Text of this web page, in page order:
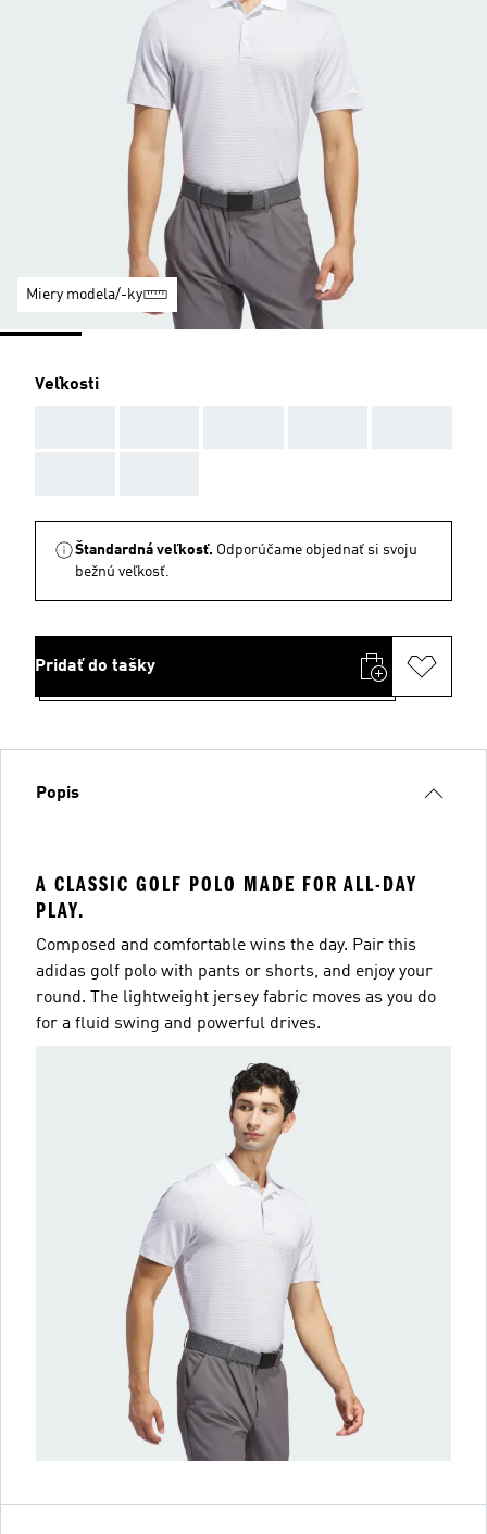
Miery modela/-ky
Veľkosti
Štandardná veľkosť. Odporúčame objednať si svoju
bežnú veľkosť.
Pridať do tašky
Popis
A CLASSIC GOLF POLO MADE FOR ALL-DAY
PLAY.
Composed and comfortable wins the day. Pair this
adidas golf polo with pants or shorts, and enjoy your
round. The lightweight jersey fabric moves as you do
for a fluid swing and powerful drives.